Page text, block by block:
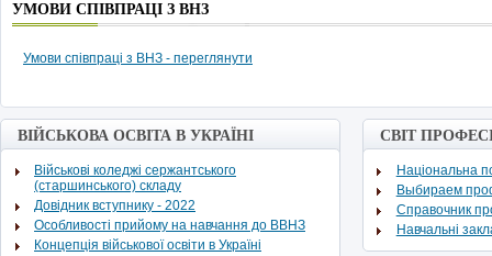
УМОВИ СПІВПРАЦІ З ВНЗ
Умови співпраці з ВНЗ - переглянути
ВІЙСЬКОВА ОСВІТА В УКРАЇНІ
Військові коледжі сержантського
(старшинського) складу
Довідник вступнику - 2022
Особливості прийому на навчання до ВВНЗ
Концепція військової освіти в Україні
СВІТ
Національна
Выбираем
Cправочник
Навчальні